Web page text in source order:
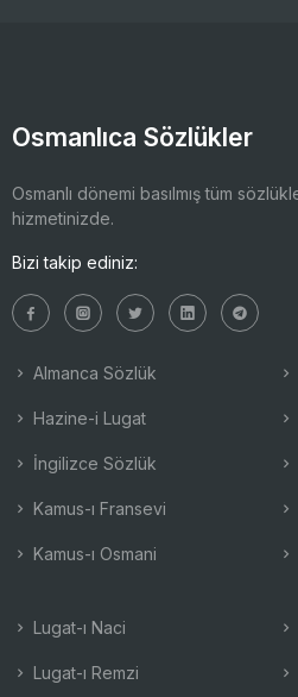
Osmanlıca Sözlükler
Osmanlı dönemi basılmış tüm
hizmetinizde.
Bizi takip ediniz:
Almanca Sözlük
Hazine-i Lugat
İngilizce Sözlük
Kamus-ı Fransevi
Kamus-ı Osmani
Lugat-ı Naci
Lugat-ı Remzi